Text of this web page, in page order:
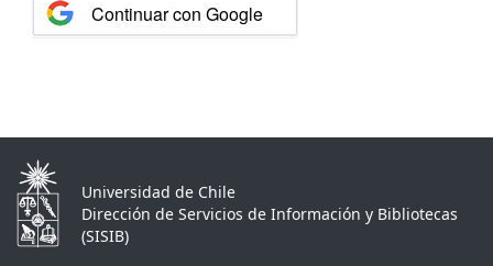
Continuar con Google
Universidad de Chile
Dirección de Servicios de Información y Bibliotecas
(SISIB)